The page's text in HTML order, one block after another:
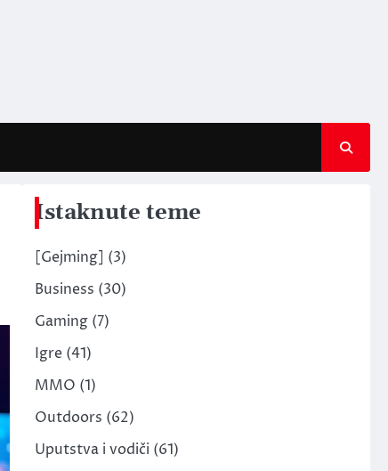
Istaknute teme
[Gejming] (3)
Business (30)
Gaming(7)
Igre(41)
MMO (1)
Outdoors (62)
Uputstva i vodiči (61)